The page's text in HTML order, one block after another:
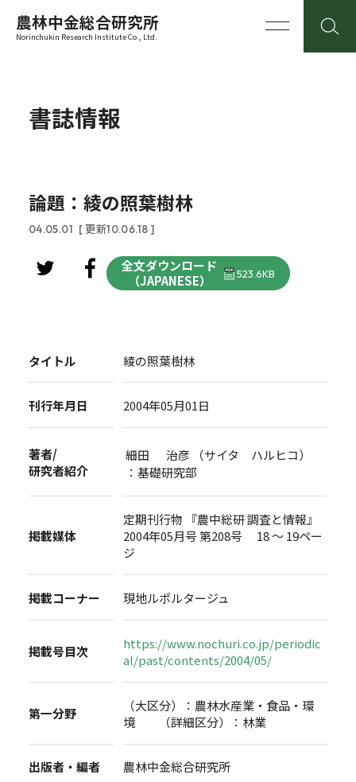
農林中金総合研究所
Norinchukin Research Institute Co., Ltd.
書誌情報
論題：綾の照葉樹林
04.05.01 [ 更新10.06.18 ]
全文ダウンロード
（JAPANESE）
523.6KB
タイトル 綾の照葉樹林
刊行年月日 2004年05月01日
著者/
研究者紹介
細田 治彦 （サイタ ハルヒコ）
：基礎研究部
掲載媒体
定期刊行物 『農中総研 調査と情報』
2004年05月号 第208号 18 ～ 19ペー
ジ
掲載コーナー 現地ルポルタージュ
掲載号目次
https://www.nochuri.co.jp/periodic
al/past/contents/2004/05/
第一分野
（大区分）：農林水産業・食品・環
境 （詳細区分）：林業
出版者・編者 農林中金総合研究所